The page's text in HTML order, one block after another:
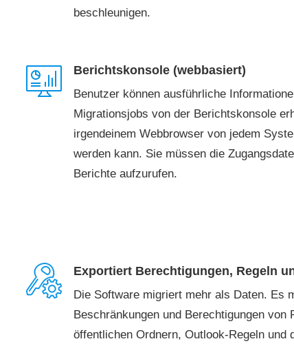
beschleunigen.
Berichtskonsole (webbasiert)
Benutzer können ausführliche
Migrationsjobs von der Berichtskonsole
irgendeinem Webbrowser von jedem
werden kann. Sie müssen die
Berichte aufzurufen.
Exportiert Berechtigungen, Regeln
Die Software migriert mehr als Daten. Es
Beschränkungen und Berechtigungen von
öffentlichen Ordnern, Outlook-Regeln und